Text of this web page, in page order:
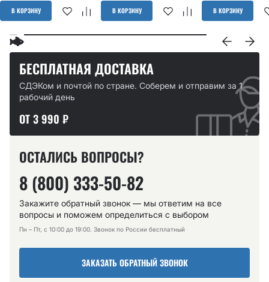
В КОРЗИНУ В КОРЗИНУ В КОРЗИНУ
БЕСПЛАТНАЯ ДОСТАВКА
СДЭКом и почтой по стране. Соберем и отправим за 1
рабочий день
ОТ 3 990 ₽
ОСТАЛИСЬ ВОПРОСЫ?
8 (800) 333-50-82
Закажите обратный звонок — мы ответим на все
вопросы и поможем определиться с выбором
Пн – Пт, с 10:00 до 19:00. Звонок по России бесплатный
ЗАКАЗАТЬ ОБРАТНЫЙ ЗВОНОК